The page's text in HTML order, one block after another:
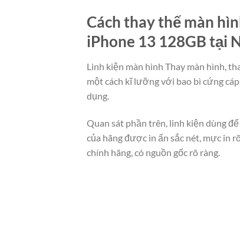
Cách thay thế màn
iPhone 13 128GB tại
Linh kiện màn hình Thay màn hình,
một cách kĩ lưỡng với bao bì cứng
dụng.
Quan sát phần trên, linh kiện dùng
của hãng được in ấn sắc nét, mực in
chính hãng, có nguồn gốc rõ ràng.